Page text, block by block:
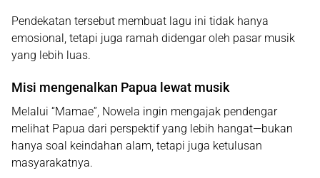
Pendekatan tersebut membuat lagu ini tidak hanya
emosional, tetapi juga ramah didengar oleh pasar musik
yang lebih luas.
Misi mengenalkan Papua lewat musik
Melalui “Mamae”, Nowela ingin mengajak pendengar
melihat Papua dari perspektif yang lebih hangat—bukan
hanya soal keindahan alam, tetapi juga ketulusan
masyarakatnya.